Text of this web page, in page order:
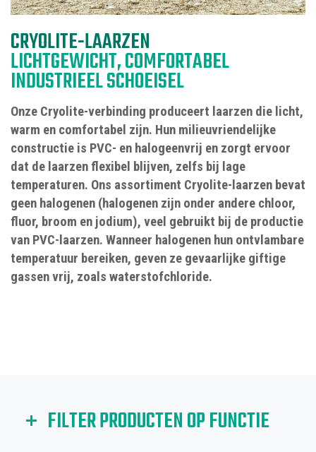
CRYOLITE-LAARZEN
LICHTGEWICHT, COMFORTABEL
INDUSTRIEEL SCHOEISEL
Onze Cryolite-verbinding produceert laarzen die licht,
warm en comfortabel zijn. Hun milieuvriendelijke
constructie is PVC- en halogeenvrij en zorgt ervoor
dat de laarzen flexibel blijven, zelfs bij lage
temperaturen. Ons assortiment Cryolite-laarzen bevat
geen halogenen (halogenen zijn onder andere chloor,
fluor, broom en jodium), veel gebruikt bij de productie
van PVC-laarzen. Wanneer halogenen hun ontvlambare
temperatuur bereiken, geven ze gevaarlijke giftige
gassen vrij, zoals waterstofchloride.
FILTER PRODUCTEN OP FUNCTIE